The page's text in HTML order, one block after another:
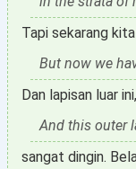
Tapi sekarang
But now we
Dan lapisan luar
And this outer
sangat dingin.